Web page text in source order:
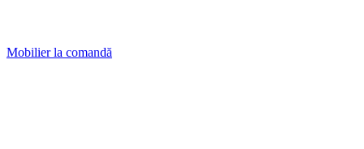
Mobilier la comandă